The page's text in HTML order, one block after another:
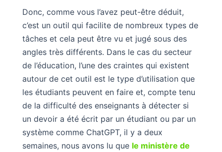
Donc, comme vous l’avez peut-être déduit,
c’est un outil qui facilite de nombreux types de
tâches et cela peut être vu et jugé sous des
angles très différents. Dans le cas du secteur
de l’éducation, l’une des craintes qui existent
autour de cet outil est le type d’utilisation que
les étudiants peuvent en faire et, compte tenu
de la difficulté des enseignants à détecter si
un devoir a été écrit par un étudiant ou par un
système comme ChatGPT, il y a deux
semaines, nous avons lu que le ministère de